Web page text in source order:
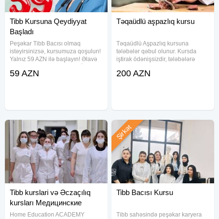
Tibb Kursuna Qeydiyyat
Başladı
Peşəkar Tibb Bacısı olmaq
istəyirsinizsə, kursumuza qoşulun!
Yalnız 59 AZN ilə başlayın! Əlavə
yönəldirik Diplom Dərslər Apreldə
59 AZN
Təqaüdlü aşpazlıq kursu
Təqaüdlü Aşpazlıq kursuna
tələbələr qəbul olunur. Kursda
iştirak ödənişsizdir, tələbələrə
Məşğulluq Agentliyinin tabeliyində
200 AZN
Tibb kurslari və Əczaçılıq
kursları Медицинские
курсы
Home Education ACADEMY
Tibb Bacısı Kursu
Tibb sahəsində peşəkar karyera
Şirkət